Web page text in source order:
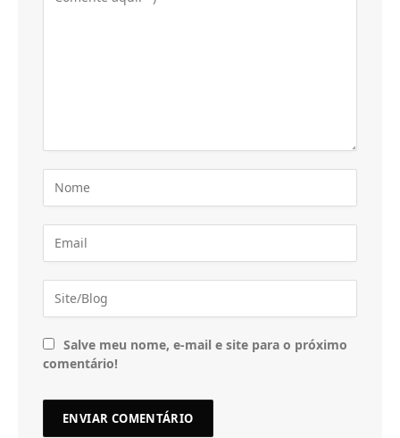
Salve meu nome, e-mail e site para o próximo
comentário!